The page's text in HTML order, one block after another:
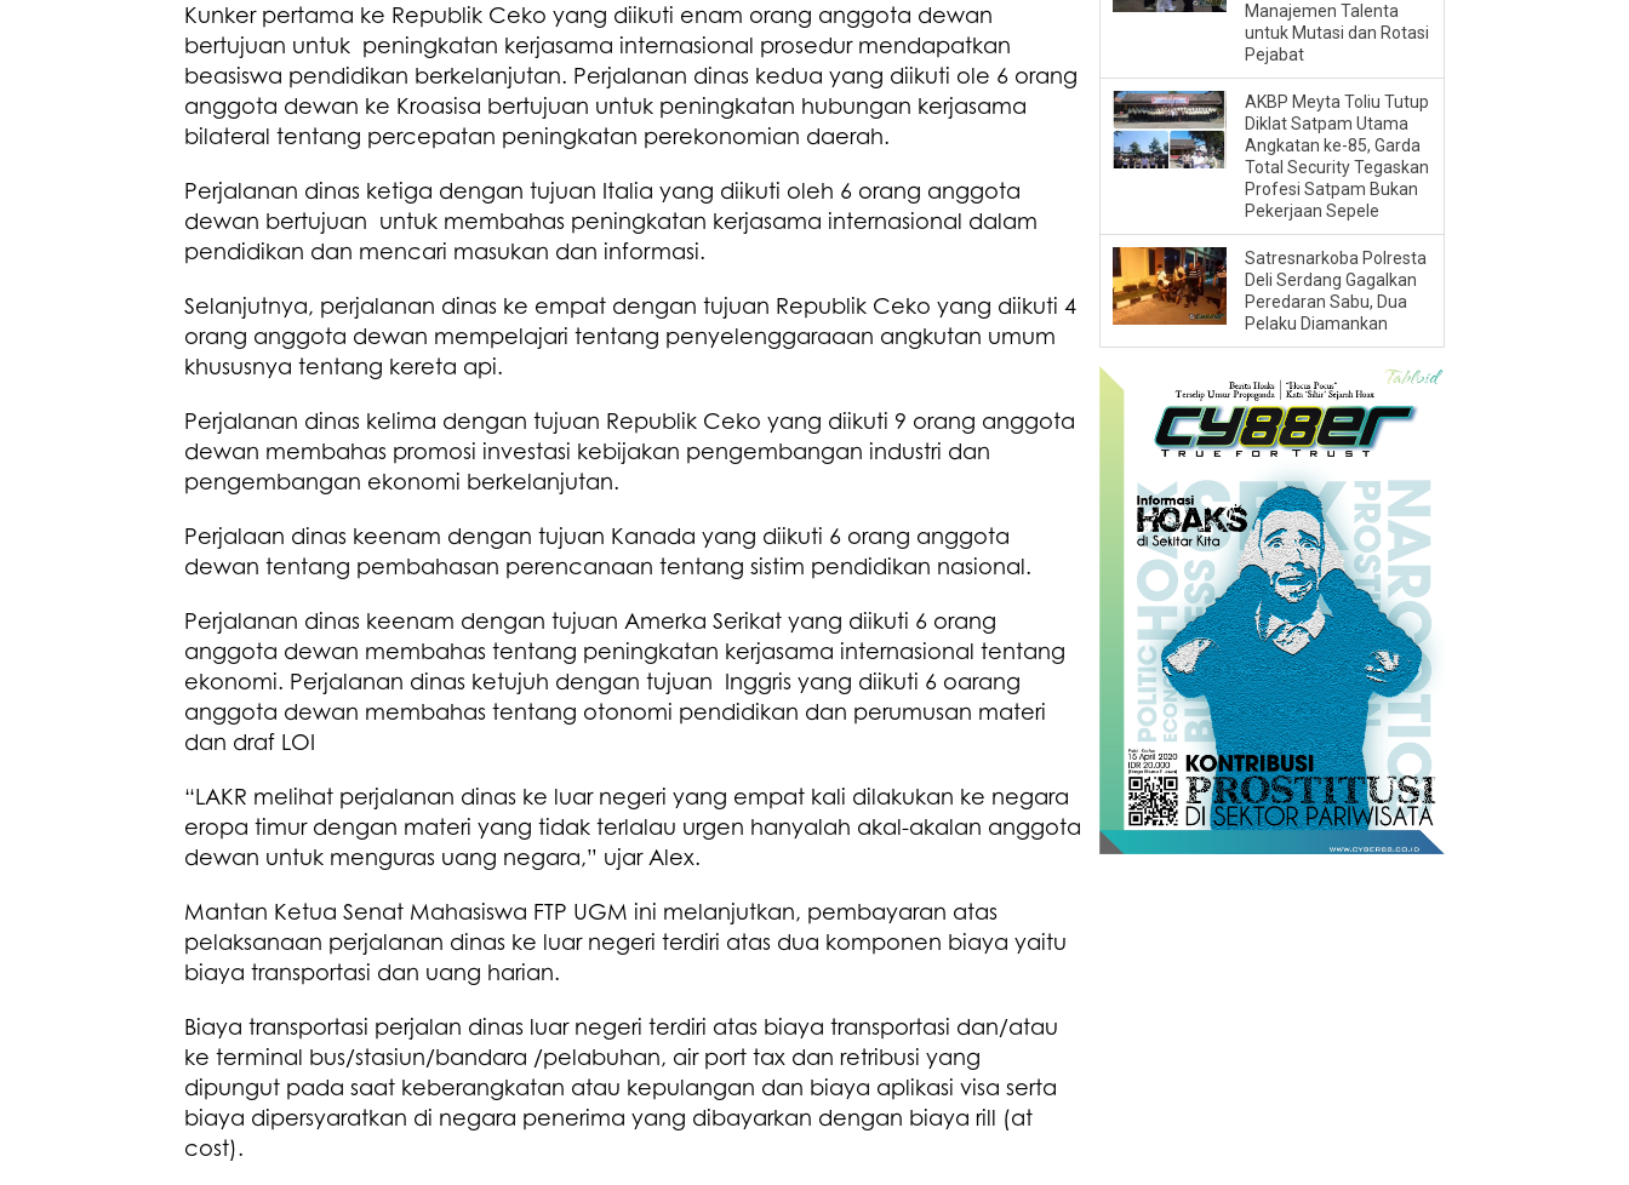
Kunker pertama ke Republik Ceko yang diikuti enam orang anggota dewan
bertujuan untuk peningkatan kerjasama internasional prosedur mendapatkan
beasiswa pendidikan berkelanjutan. Perjalanan dinas kedua yang diikuti ole 6 orang
anggota dewan ke Kroasisa bertujuan untuk peningkatan hubungan kerjasama
bilateral tentang percepatan peningkatan perekonomian daerah.
Perjalanan dinas ketiga dengan tujuan Italia yang diikuti oleh 6 orang anggota
dewan bertujuan untuk membahas peningkatan kerjasama internasional dalam
pendidikan dan mencari masukan dan informasi.
Selanjutnya, perjalanan dinas ke empat dengan tujuan Republik Ceko yang diikuti 4
orang anggota dewan mempelajari tentang penyelenggaraaan angkutan umum
khususnya tentang kereta api.
Perjalanan dinas kelima dengan tujuan Republik Ceko yang diikuti 9 orang anggota
dewan membahas promosi investasi kebijakan pengembangan industri dan
pengembangan ekonomi berkelanjutan.
Perjalaan dinas keenam dengan tujuan Kanada yang diikuti 6 orang anggota
dewan tentang pembahasan perencanaan tentang sistim pendidikan nasional.
Perjalanan dinas keenam dengan tujuan Amerka Serikat yang diikuti 6 orang
anggota dewan membahas tentang peningkatan kerjasama internasional tentang
ekonomi. Perjalanan dinas ketujuh dengan tujuan Inggris yang diikuti 6 oarang
anggota dewan membahas tentang otonomi pendidikan dan perumusan materi
dan draf LOI
“LAKR melihat perjalanan dinas ke luar negeri yang empat kali dilakukan ke negara
eropa timur dengan materi yang tidak terlalau urgen hanyalah akal-akalan anggota
dewan untuk menguras uang negara,” ujar Alex.
Mantan Ketua Senat Mahasiswa FTP UGM ini melanjutkan, pembayaran atas
pelaksanaan perjalanan dinas ke luar negeri terdiri atas dua komponen biaya yaitu
biaya transportasi dan uang harian.
Biaya transportasi perjalan dinas luar negeri terdiri atas biaya transportasi dan/atau
ke terminal bus/stasiun/bandara /pelabuhan, air port tax dan retribusi yang
dipungut pada saat keberangkatan atau kepulangan dan biaya aplikasi visa serta
biaya dipersyaratkan di negara penerima yang dibayarkan dengan biaya rill (at
cost).
Manajemen Talenta
untuk Mutasi dan Rotasi
Pejabat
AKBP Meyta Toliu Tutup
Diklat Satpam Utama
Angkatan ke-85, Garda
Total Security Tegaskan
Profesi Satpam Bukan
Pekerjaan Sepele
Satresnarkoba Polresta
Deli Serdang Gagalkan
Peredaran Sabu, Dua
Pelaku Diamankan